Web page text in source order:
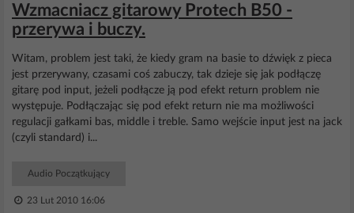
Wzmacniacz gitarowy Protech B50 -
przerywa i buczy.
Witam, problem jest taki, że kiedy gram na basie to dźwięk z pieca
jest przerywany, czasami coś zabuczy, tak dzieje się jak podłączę
gitarę pod input, jeżeli podłącze ją pod efekt return problem nie
występuje. Podłączając się pod efekt return nie ma możliwości
regulacji gałkami bas, middle i treble. Samo wejście input jest na jack
(czyli standard) i...
Audio Początkujący
23 Lut 2010 16:06